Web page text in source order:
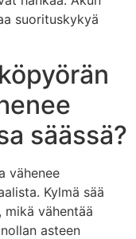
suorituskykyä
säässä?
vähenee
Kylmä sää
vähentää
asteen